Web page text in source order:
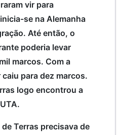
vir para
se na Alemanha
Até então, o
poderia levar
marcos. Com a
para dez marcos.
logo encontrou a
Terras precisava de